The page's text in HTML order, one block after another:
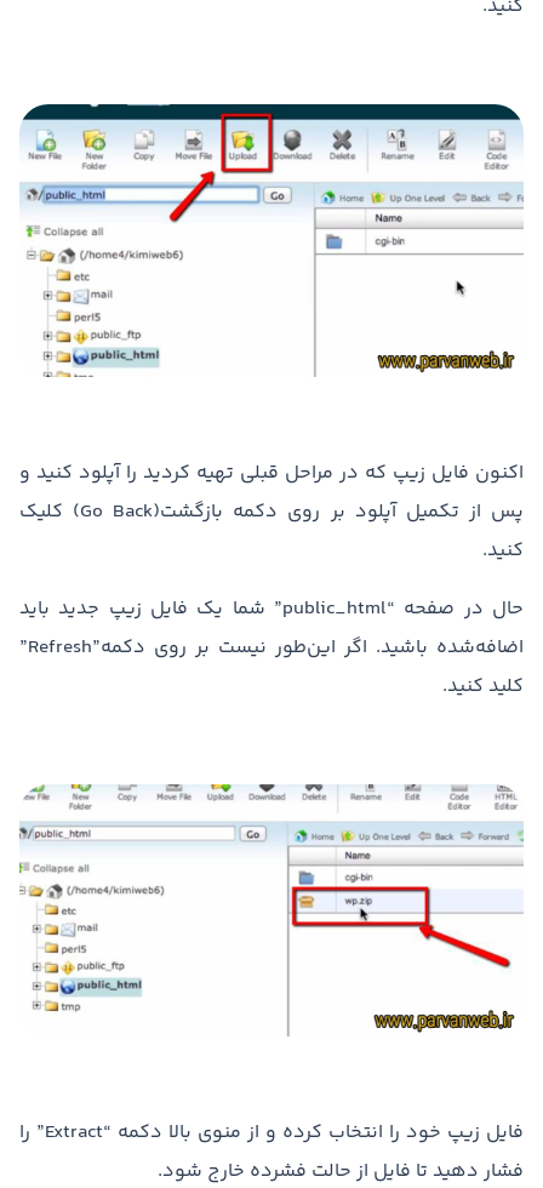
کنید.
اکنون فایل زیپ که در مراحل قبلی تهیه کردید را آپلود کنید و
پس از تکمیل آپلود بر روی دکمه بازگشت(Go Back) کلیک
کنید.
حال در صفحه “public_html” شما یک فایل زیپ جدید باید
اضافه‌شده باشید. اگر این‌طور نیست بر روی دکمه”Refresh”
کلید کنید.
فایل زیپ خود را انتخاب کرده و از منوی بالا دکمه “Extract” را
فشار دهید تا فایل از حالت فشرده خارج شود.